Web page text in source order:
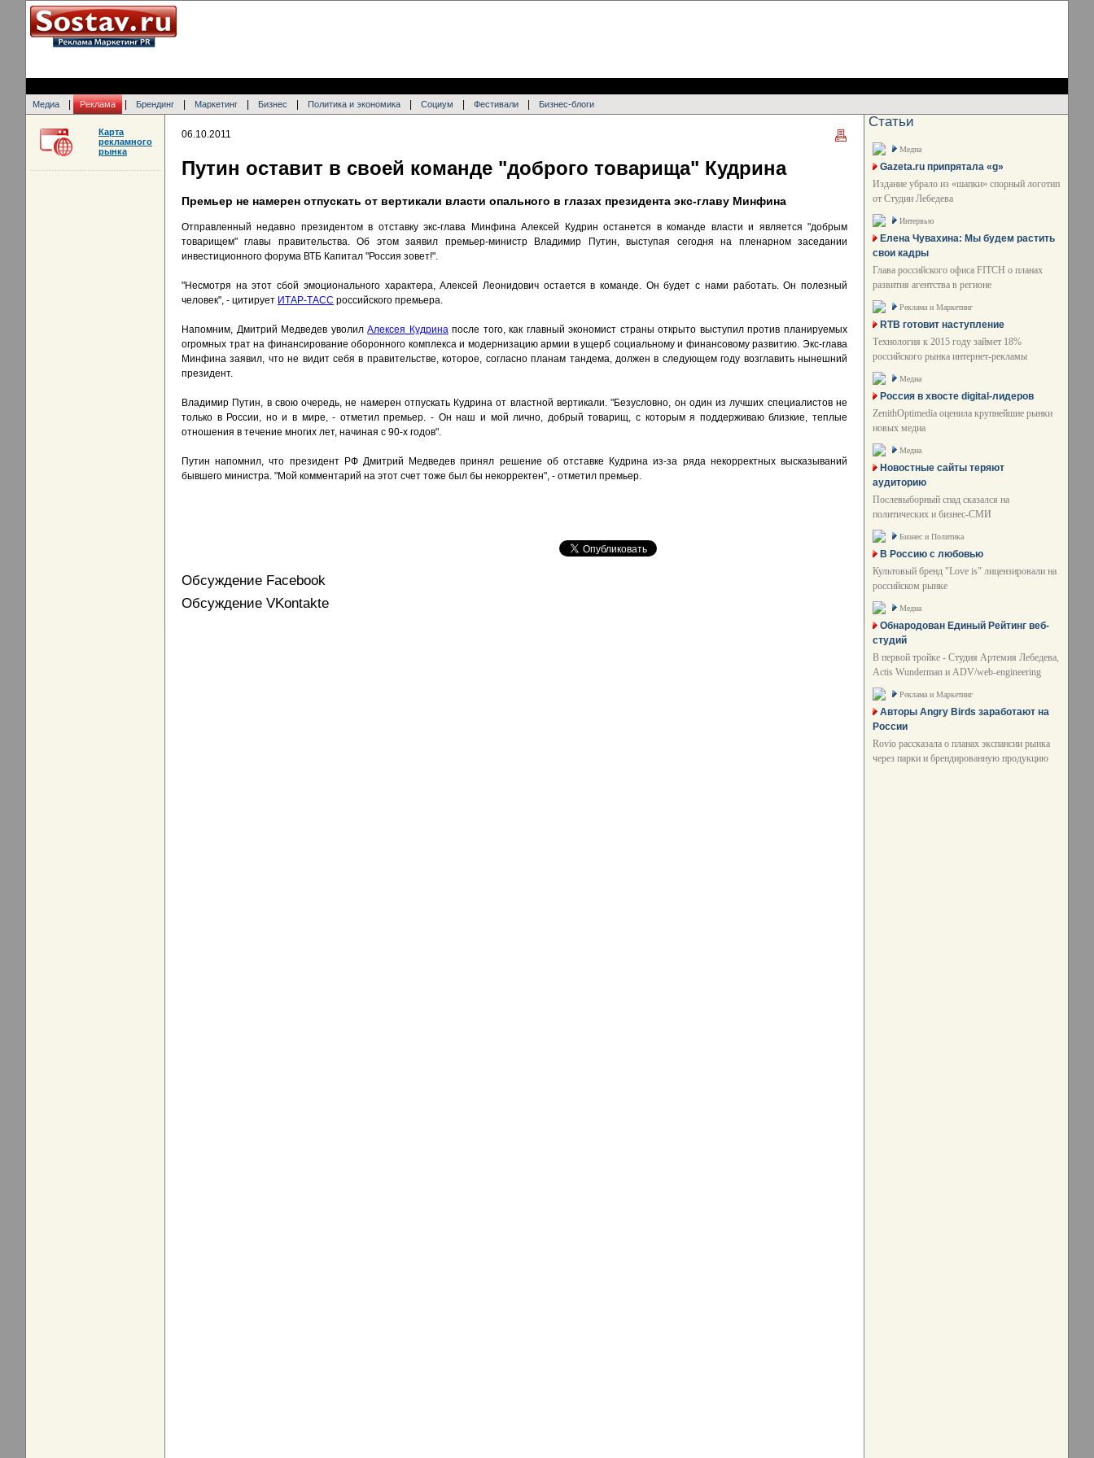
Медиа Реклама Брендинг Маркетинг Бизнес Политика и экономика Социум Фестивали Бизнес-блоги
06.10.2011
Путин оставит в своей команде "доброго товарища" Кудрина
Премьер не намерен отпускать от вертикали власти опального в глазах президента экс-главу Минфина
Отправленный недавно президентом в отставку экс-глава Минфина Алексей Кудрин останется в команде власти и является "добрым
товарищем" главы правительства. Об этом заявил премьер-министр Владимир Путин, выступая сегодня на пленарном заседании
инвестиционного форума ВТБ Капитал "Россия зовет!".
"Несмотря на этот сбой эмоционального характера, Алексей Леонидович остается в команде. Он будет с нами работать. Он полезный
человек", - цитирует ИТАР-ТАСС российского премьера.
Напомним, Дмитрий Медведев уволилАлексея Кудринапосле того, как главный экономист страны открыто выступил против планируемых
огромных трат на финансирование оборонного комплекса и модернизацию армии в ущерб социальному и финансовому развитию. Экс-глава
Минфина заявил, что не видит себя в правительстве, которое, согласно планам тандема, должен в следующем году возглавить нынешний
президент.
Владимир Путин, в свою очередь, не намерен отпускать Кудрина от властной вертикали. "Безусловно, он один из лучших специалистов не
только в России, но и в мире, - отметил премьер. - Он наш и мой лично, добрый товарищ, с которым я поддерживаю близкие, теплые
отношения в течение многих лет, начиная с 90-х годов".
Путин напомнил, что президент РФ Дмитрий Медведев принял решение об отставке Кудрина из-за ряда некорректных высказываний
бывшего министра. "Мой комментарий на этот счет тоже был бы некорректен", - отметил премьер.
Обсуждение Facebook
Обсуждение VKontakte
Карта
рекламного
рынка
Статьи
Медиа
Gazeta.ru припрятала «g»
Издание убрало из «шапки» спорный логотип
от Студии Лебедева
Интервью
Елена Чувахина: Мы будем растить
свои кадры
Глава российского офиса FITCH о планах
развития агентства в регионе
Реклама и Маркетинг
RTB готовит наступление
Технология к 2015 году займет 18%
российского рынка интернет-рекламы
Медиа
Россия в хвосте digital-лидеров
ZenithOptimedia оценила крупнейшие рынки
новых медиа
Медиа
Новостные сайты теряют
аудиторию
Послевыборный спад сказался на
политических и бизнес-СМИ
Бизнес и Политика
В Россию с любовью
Культовый бренд "Love is" лицензировали на
российском рынке
Медиа
Обнародован Единый Рейтинг веб-
студий
В первой тройке - Студия Артемия Лебедева,
Actis Wunderman и ADV/web-engineering
Реклама и Маркетинг
Авторы Angry Birds заработают на
России
Rovio рассказала о планах экспансии рынка
через парки и брендированную продукцию